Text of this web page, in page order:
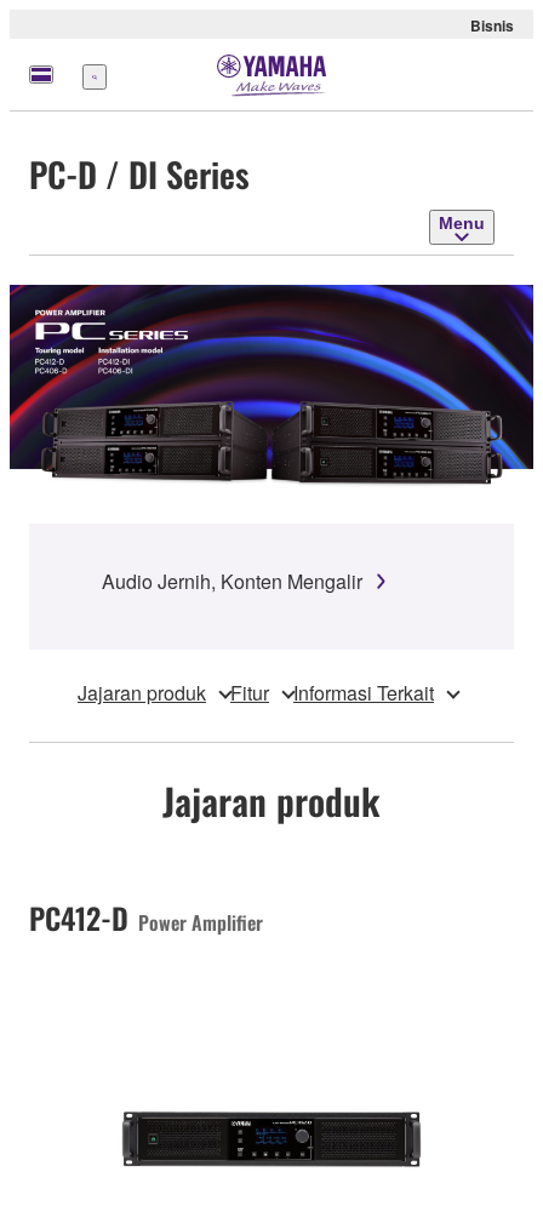
Bisnis
Menu
PC-D / DI Series
Menu
Audio Jernih, Konten Mengalir
Jajaran produk Fitur Informasi Terkait
Jajaran produk
PC412-D Power Amplifier